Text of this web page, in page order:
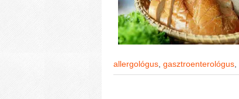
allergológus gasztroenterológus